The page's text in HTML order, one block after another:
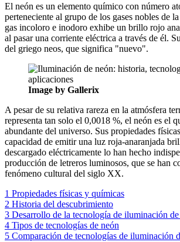
El neón es un elemento químico con número
perteneciente al grupo de los gases nobles de
gas incoloro e inodoro exhibe un brillo rojo
al pasar una corriente eléctrica a través de él.
del griego neos, que significa "nuevo".
Image by Gallerix
A pesar de su relativa rareza en la atmósfera
representa tan solo el 0,0018 %, el neón es el
abundante del universo. Sus propiedades
capacidad de emitir una luz roja-anaranjada
descargado eléctricamente lo han hecho
producción de letreros luminosos, que se han
fenómeno cultural del siglo XX.
1 Propiedades físicas y químicas
2 Historia del descubrimiento
3 Desarrollo de la tecnología de iluminación de
4 Tipos de tecnologías de neón
5 Comparación de tecnologías de iluminación